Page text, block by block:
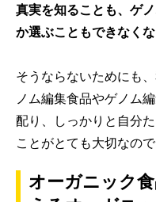
真実を知ることも、ゲ
か選ぶこともできなく
そうならないためにも
ノム編集食品やゲノム
配り、しっかりと自分
ことがとても大切なの
オーガニック